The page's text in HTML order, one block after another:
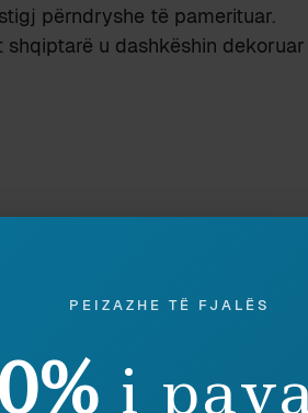
përndryshe të pamerituar.
shqiptarë u dashkëshin
In "Antropologji"
PEIZAZHE TË FJALËS
i